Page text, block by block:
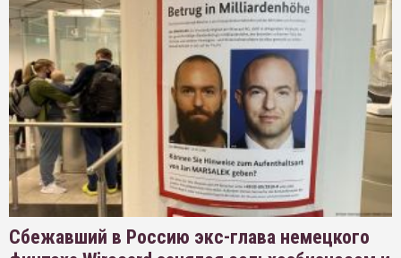
Сбежавший в Россию экс-глава немецкого